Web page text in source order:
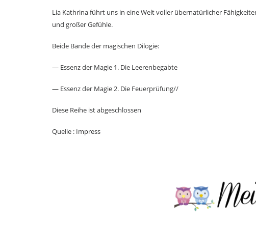
Lia Kathrina führt uns in eine Welt voller übernatürlicher
und großer Gefühle.
Beide Bände der magischen Dilogie:
— Essenz der Magie 1. Die Leerenbegabte
— Essenz der Magie 2. Die Feuerprüfung//
Diese Reihe ist abgeschlossen
Quelle : Impress